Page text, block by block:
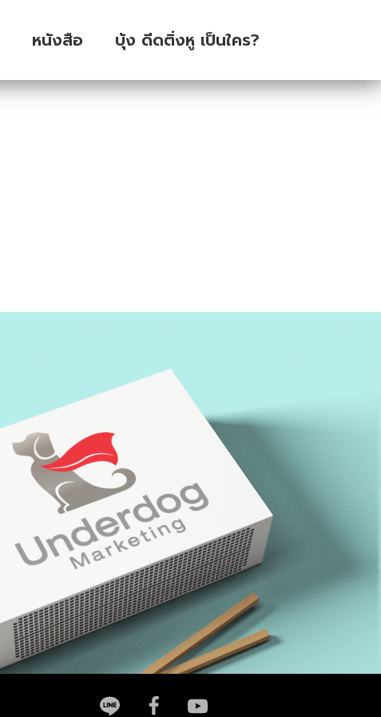
หนังสือ บุ้ง ดีดติ่งหู เป็นใคร?